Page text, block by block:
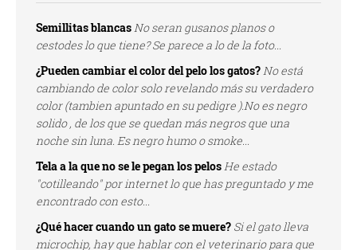
Semillitas blancasNo seran gusanos planos o
cestodes lo que tiene? Se parece a lo de la foto...
¿Pueden cambiar el color del pelo los gatos?No está
cambiando de color solo revelando más su verdadero
color (tambien apuntado en su pedigre ).No es negro
solido , de los que se quedan más negros que una
noche sin luna. Es negro humo o smoke...
Tela a la que no se le pegan los pelosHe estado
"cotilleando" por internet lo que has preguntado y me
encontrado con esto...
¿Qué hacer cuando un gato se muere? Si el gato lleva
microchip, hay que hablar con el veterinario para que